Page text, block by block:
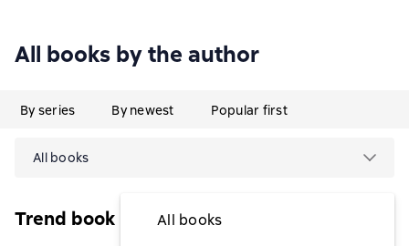
All books by the author
By series By newest Popular first
All books
All books
Trend book